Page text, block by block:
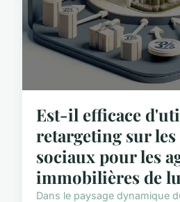
Est-il efficace
retargeting sur les
sociaux pour les
immobilières de
Dans le paysage dynamique